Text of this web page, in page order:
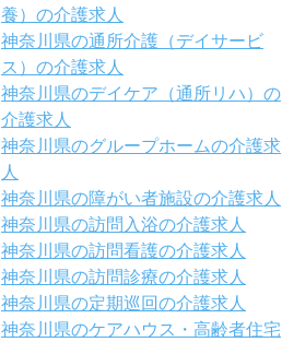
養）の介護求人
神奈川県の通所介護（デイサービ
ス）の介護求人
神奈川県のデイケア（通所リハ）の
介護求人
神奈川県のグループホームの介護求
人
神奈川県の障がい者施設の介護求人
神奈川県の訪問入浴の介護求人
神奈川県の訪問看護の介護求人
神奈川県の訪問診療の介護求人
神奈川県の定期巡回の介護求人
神奈川県のケアハウス・高齢者住宅